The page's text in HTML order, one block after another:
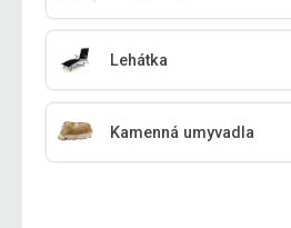
Lehátka
Kamenná umyvadla